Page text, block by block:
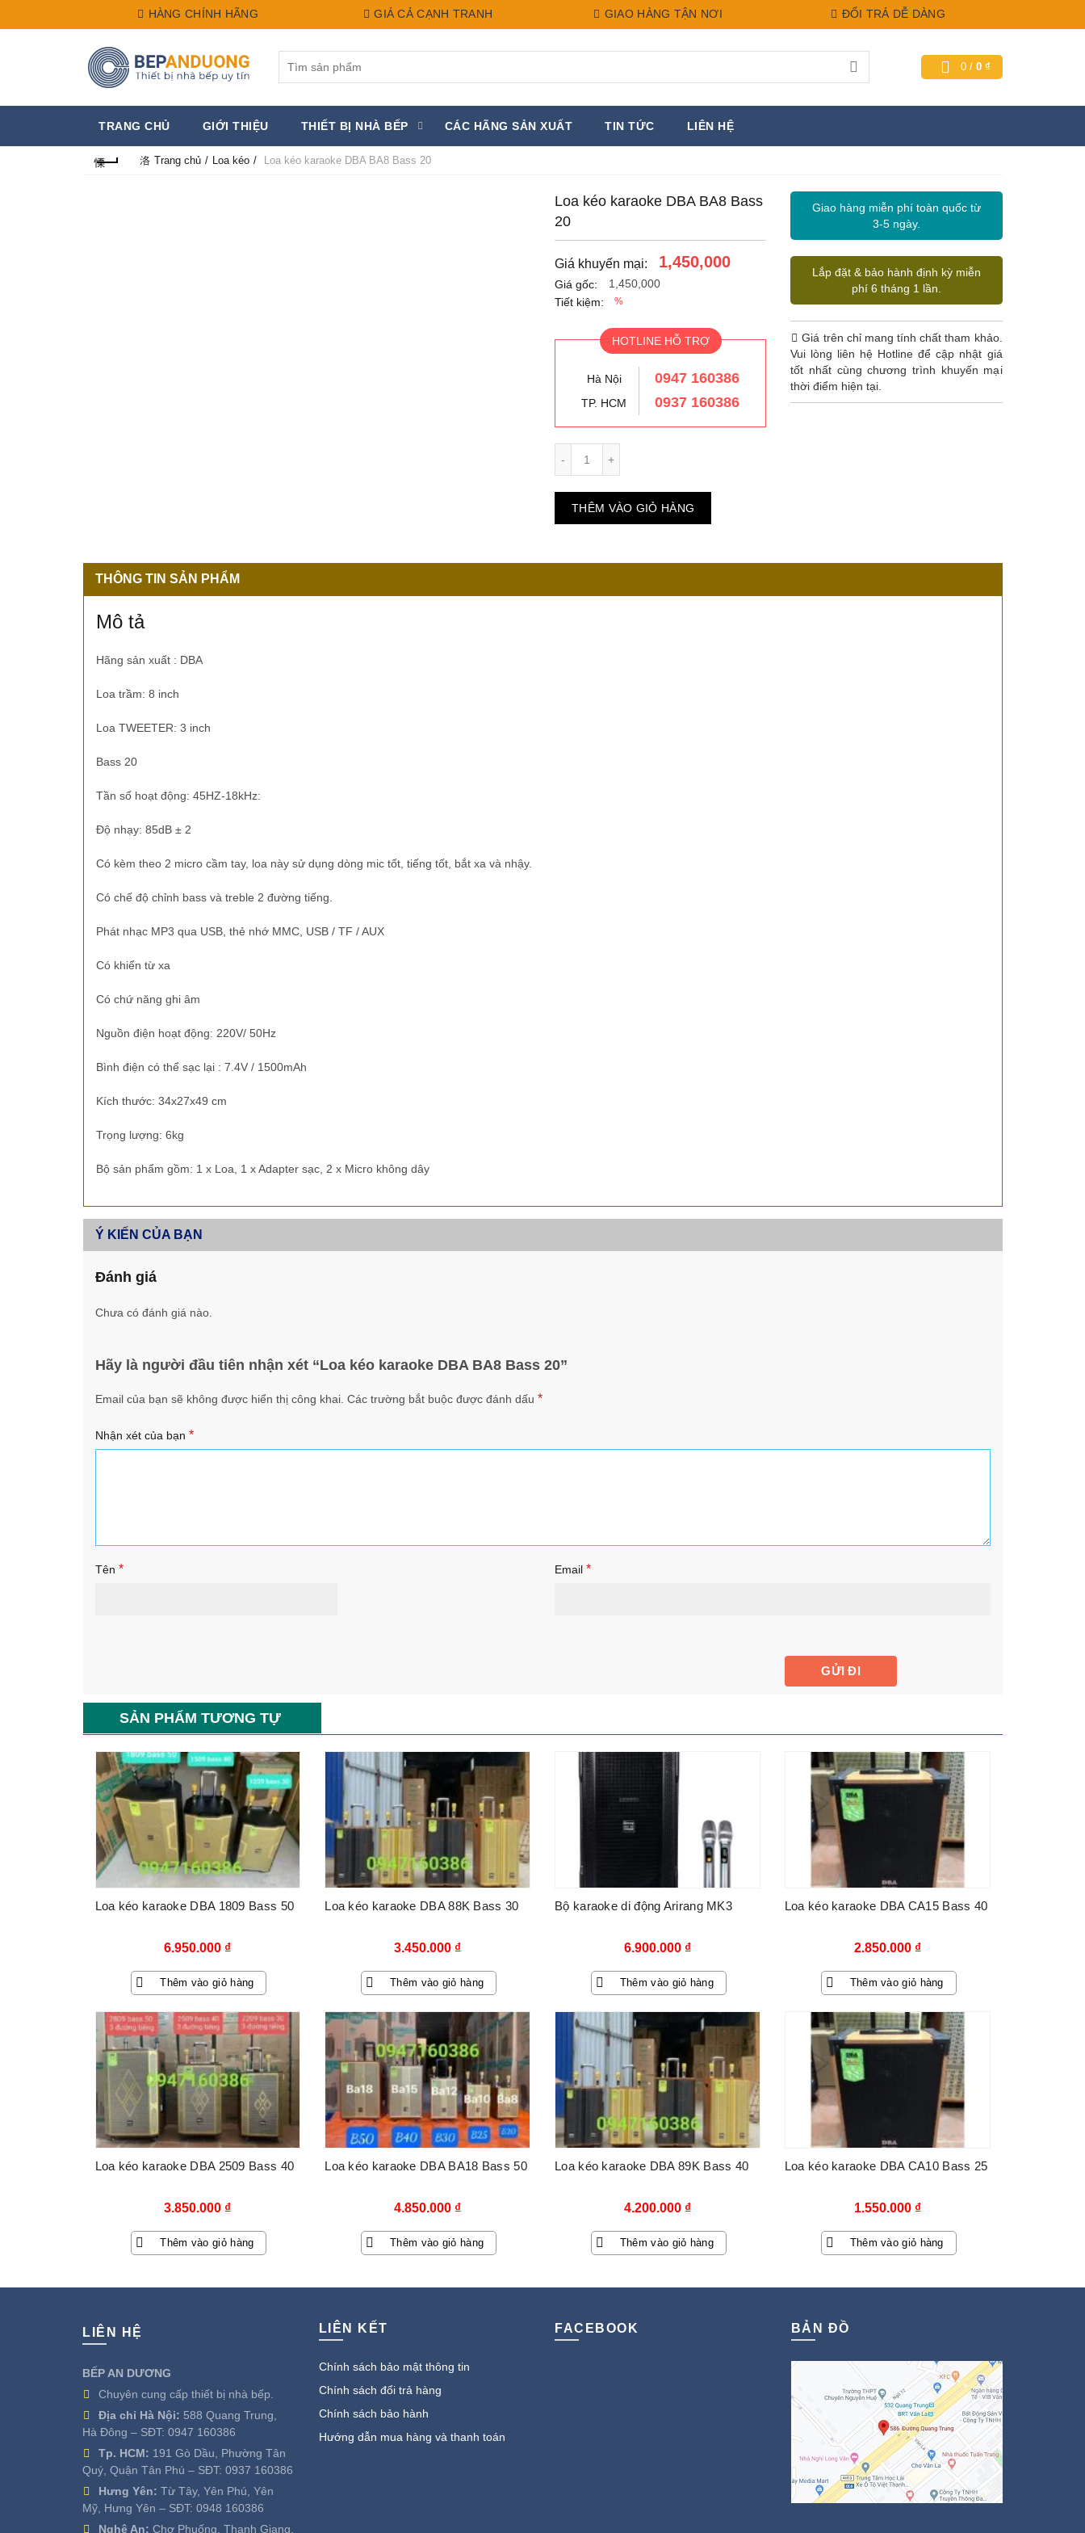
HÀNG CHÍNH HÃNG GIÁ CẢ CẠNH TRANH GIAO HÀNG TẬN NƠI ĐỔI TRẢ DỄ DÀNG
0 / 0 ₫
TRANG CHỦ GIỚI THIỆU THIẾT BỊ NHÀ BẾP CÁC HÃNG SẢN XUẤT TIN TỨC LIÊN HỆ
Trang chủ Loa kéo Loa kéo karaoke DBA BA8 Bass 20
Loa kéo karaoke DBA BA8 Bass
20
Giá khuyến mại: 1,450,000
Giá gốc:
1,450,000
Tiết kiệm:
%
HOTLINE HỖ TRỢ
Hà Nội 0947 160386
TP. HCM 0937 160386
THÊM VÀO GIỎ HÀNG
Giao hàng miễn phí toàn quốc từ
3-5 ngày.
Lắp đặt & bảo hành định kỳ miễn
phí 6 tháng 1 lần.
Giá trên chỉ mang tính chất tham khảo.
Vui lòng liên hệ Hotline để cập nhật giá
tốt nhất cùng chương trình khuyến mại
thời điểm hiện tại.
THÔNG TIN SẢN PHẨM
Mô tả
Hãng sản xuất : DBA
Loa trầm: 8 inch
Loa TWEETER: 3 inch
Bass 20
Tần số hoạt động: 45HZ-18kHz:
Độ nhạy: 85dB ± 2
Có kèm theo 2 micro cầm tay, loa này sử dụng dòng mic tốt, tiếng tốt, bắt xa và nhậy.
Có chế độ chỉnh bass và treble 2 đường tiếng.
Phát nhạc MP3 qua USB, thẻ nhớ MMC, USB / TF / AUX
Có khiển từ xa
Có chứ năng ghi âm
Nguồn điện hoạt động: 220V/ 50Hz
Bình điện có thể sạc lại : 7.4V / 1500mAh
Kích thước: 34x27x49 cm
Trọng lượng: 6kg
Bộ sản phẩm gồm: 1 x Loa, 1 x Adapter sạc, 2 x Micro không dây
Ý KIẾN CỦA BẠN
Đánh giá
Chưa có đánh giá nào.
Hãy là người đầu tiên nhận xét “Loa kéo karaoke DBA BA8 Bass 20”
Email của bạn sẽ không được hiển thị công khai. Các trường bắt buộc được đánh dấu *
Nhận xét của bạn *
Tên * Email *
SẢN PHẨM TƯƠNG TỰ
Loa kéo karaoke DBA 1809 Bass 50
6.950.000 ₫
Thêm vào giỏ hàng
Loa kéo karaoke DBA 88K Bass 30
3.450.000 ₫
Thêm vào giỏ hàng
Bộ karaoke di động Arirang MK3
6.900.000 ₫
Thêm vào giỏ hàng
Loa kéo karaoke DBA CA15 Bass 40
2.850.000 ₫
Thêm vào giỏ hàng
Loa kéo karaoke DBA 2509 Bass 40
3.850.000 ₫
Thêm vào giỏ hàng
Loa kéo karaoke DBA BA18 Bass 50
4.850.000 ₫
Thêm vào giỏ hàng
Loa kéo karaoke DBA 89K Bass 40
4.200.000 ₫
Thêm vào giỏ hàng
Loa kéo karaoke DBA CA10 Bass 25
1.550.000 ₫
Thêm vào giỏ hàng
LIÊN HỆ
BẾP AN DƯƠNG
Chuyên cung cấp thiết bị nhà bếp.
Địa chỉ Hà Nội: 588 Quang Trung,
Hà Đông – SĐT: 0947 160386
Tp. HCM: 191 Gò Dầu, Phường Tân
Quý, Quận Tân Phú – SĐT: 0937 160386
Hưng Yên: Từ Tây, Yên Phú, Yên
Mỹ, Hưng Yên – SĐT: 0948 160386
Nghệ An: Chợ Phuống, Thanh Giang,
LIÊN KẾT
Chính sách bảo mật thông tin
Chính sách đổi trả hàng
Chính sách bảo hành
Hướng dẫn mua hàng và thanh toán
FACEBOOK BẢN ĐỒ